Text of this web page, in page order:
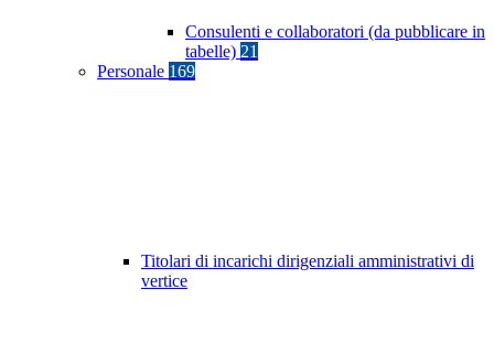
Consulenti e collaboratori (da pubblicare in
tabelle) 21
Personale 169
Titolari di incarichi dirigenziali amministrativi di
vertice